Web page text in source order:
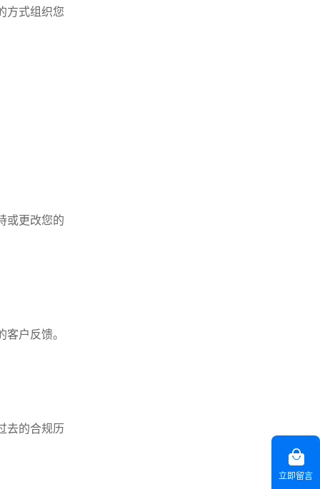
方式组织您
或更改您的
户反馈。
去的合规历
立即留言